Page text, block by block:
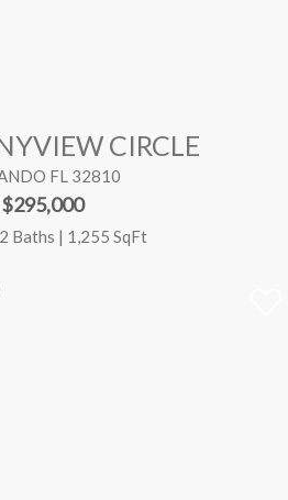
CIRCLE
FL 32810
$295,000
Baths | 1,255 SqFt